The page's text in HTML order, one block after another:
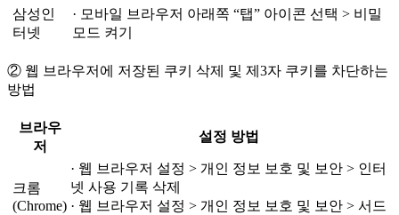
삼성인
터넷
· 모바일 브라우저 아래쪽 “탭” 아이콘 선택 > 비밀
모드 켜기
② 웹 브라우저에 저장된 쿠키 삭제 및 제3자 쿠키를 차단하는
방법
브라우
저
설정 방법
크롬
(Chrome)
· 웹 브라우저 설정 > 개인 정보 보호 및 보안 > 인터
넷 사용 기록 삭제
· 웹 브라우저 설정 > 개인 정보 보호 및 보안 > 서드